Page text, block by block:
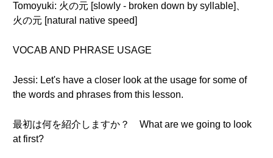
Tomoyuki: 火の元 [slowly - broken down by syllable]、
火の元 [natural native speed]
VOCAB AND PHRASE USAGE
Jessi: Let's have a closer look at the usage for some of
the words and phrases from this lesson.
最初は何を紹介しますか？ What are we going to look
at first?